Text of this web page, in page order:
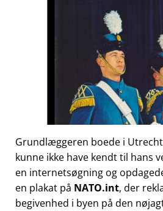
Grundlæggeren boede i
kunne ikke have kendt til hans
en internetsøgning og
en plakat på NATO.int, der
begivenhed i byen på den